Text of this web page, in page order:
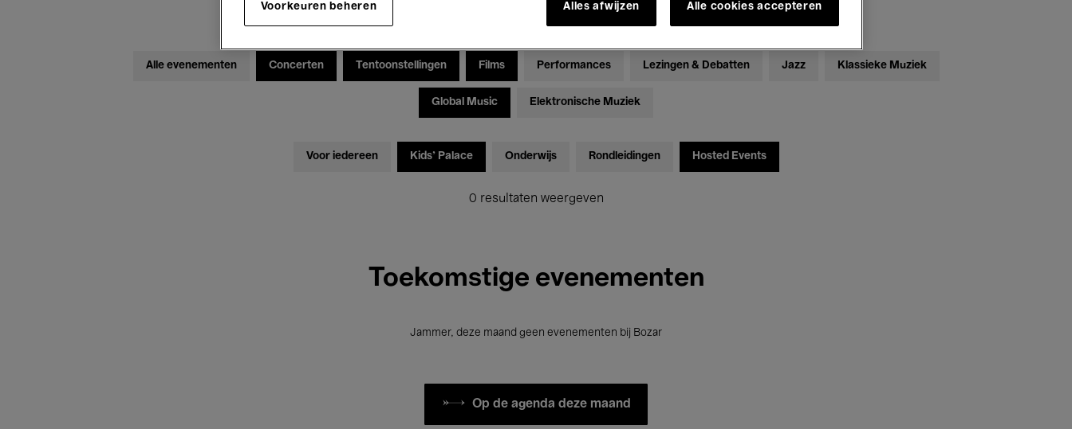
Alle evenementen Concerten Tentoonstellingen Films Performances Lezingen & Debatten Jazz Klassieke Muziek
Global Music Elektronische Muziek
Voor iedereen Kids’ Palace Onderwijs Rondleidingen Hosted Events
0 resultaten weergeven
Toekomstige evenementen
Jammer, deze maand geen evenementen bij Bozar
Op de agenda deze maand
Voorkeuren beheren Alles afwijzen Alle cookies accepteren